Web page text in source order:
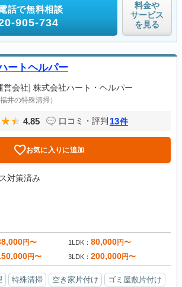
話で無料相談
905-734
料金や
サービス
を見る
ートヘルパー
営会社] 株式会社ハート・ヘルパー
福井の特殊清掃）
4.85 口コミ・評判 13件
お気に入りに追加
対策済み
円〜 1LDK 80,000円〜
円〜 3LDK 200,000円〜
特殊清掃 空き家片付け
ゴミ屋敷片付け